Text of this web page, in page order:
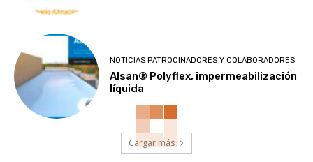
NOTICIAS PATROCINADORES Y COLABORADORES
Alsan® Polyflex, impermeabilización
líquida
Cargar más